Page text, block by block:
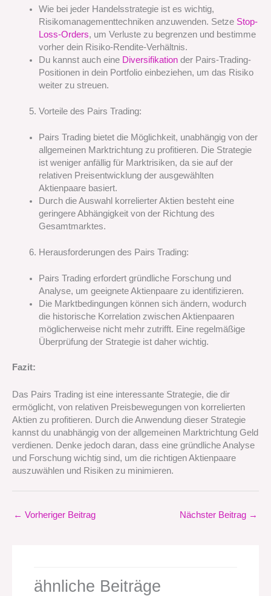
Wie bei jeder Handelsstrategie ist es wichtig,
Risikomanagementtechniken anzuwenden. Setze Stop-
Loss-Orders, um Verluste zu begrenzen und bestimme
vorher dein Risiko-Rendite-Verhältnis.
Du kannst auch eine Diversifikationder Pairs-Trading-
Positionen in dein Portfolio einbeziehen, um das Risiko
weiter zu streuen.
Vorteile des Pairs Trading:
Pairs Trading bietet die Möglichkeit, unabhängig von der
allgemeinen Marktrichtung zu profitieren. Die Strategie
ist weniger anfällig für Marktrisiken, da sie auf der
relativen Preisentwicklung der ausgewählten
Aktienpaare basiert.
Durch die Auswahl korrelierter Aktien besteht eine
geringere Abhängigkeit von der Richtung des
Gesamtmarktes.
Herausforderungen des Pairs Trading:
Pairs Trading erfordert gründliche Forschung und
Analyse, um geeignete Aktienpaare zu identifizieren.
Die Marktbedingungen können sich ändern, wodurch
die historische Korrelation zwischen Aktienpaaren
möglicherweise nicht mehr zutrifft. Eine regelmäßige
Überprüfung der Strategie ist daher wichtig.
Fazit:
Das Pairs Trading ist eine interessante Strategie, die dir
ermöglicht, von relativen Preisbewegungen von korrelierten
Aktien zu profitieren. Durch die Anwendung dieser Strategie
kannst du unabhängig von der allgemeinen Marktrichtung Geld
verdienen. Denke jedoch daran, dass eine gründliche Analyse
und Forschung wichtig sind, um die richtigen Aktienpaare
auszuwählen und Risiken zu minimieren.
← Vorheriger Beitrag Nächster Beitrag →
ähnliche Beiträge